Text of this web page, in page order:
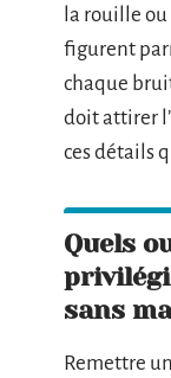
la rouille ou
figurent
chaque
doit attirer
ces détails
Quels
sans
Remettre